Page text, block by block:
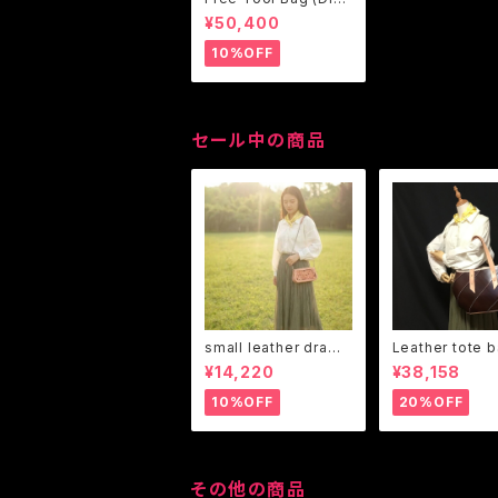
elpunk design）
¥50,400
10%OFF
セール中の商品
small leather draws
tring bag (Shooter1
3 change the desig
n)
¥14,220
10%OFF
Leather tote
hooter13
e design)
¥38,158
20%OFF
その他の商品